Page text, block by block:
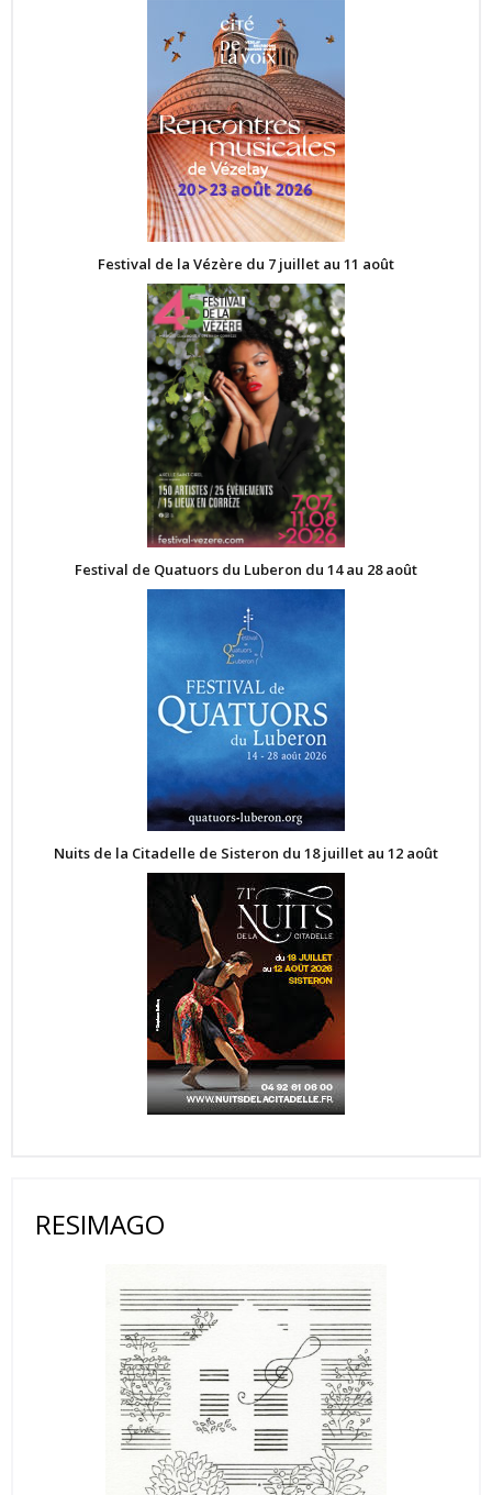
Festival de la Vézère du 7 juillet au 11 août
Festival de Quatuors du Luberon du 14 au 28 août
Nuits de la Citadelle de Sisteron du 18 juillet au 12 août
RESIMAGO